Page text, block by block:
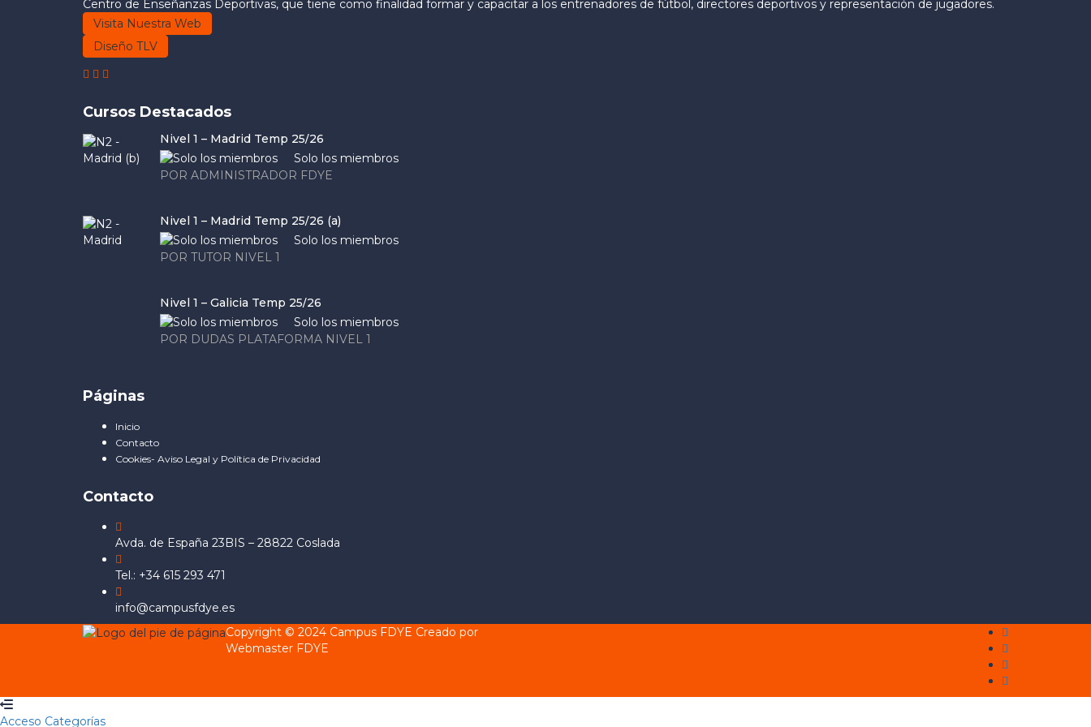
Centro de Enseñanzas Deportivas, que tiene como finalidad formar y capacitar a los entrenadores de fútbol, directores deportivos y representación de jugadores.
Visita Nuestra Web
Diseño TLV
Cursos Destacados
Nivel 1 – Madrid Temp 25/26
Solo los miembros
POR ADMINISTRADOR FDYE
Nivel 1 – Madrid Temp 25/26 (a)
Solo los miembros
POR TUTOR NIVEL 1
Nivel 1 – Galicia Temp 25/26
Solo los miembros
POR DUDAS PLATAFORMA NIVEL 1
Páginas
Inicio
Contacto
Cookies- Aviso Legal y Política de Privacidad
Contacto
Avda. de España 23BIS – 28822 Coslada
Tel.: +34 615 293 471
info@campusfdye.es
Copyright © 2024 Campus FDYE Creado por
Webmaster FDYE
Acceso Categorías